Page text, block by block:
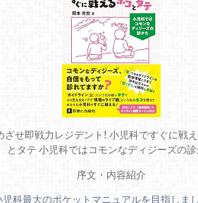
ざせ即戦力レジデント! 小児科ですぐに戦
とタテ 小児科ではコモンなディジーズの診
序文 ・ 内容紹介
児科最大のポケットマニュアルを目指しま